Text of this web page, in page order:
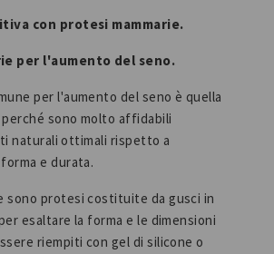
con protesi mammarie.
per l'aumento del seno.
per l'aumento del seno è quella
sono molto affidabili
naturali ottimali rispetto a
e durata.
sono protesi costituite da gusci in
esaltare la forma e le dimensioni
riempiti con gel di silicone o